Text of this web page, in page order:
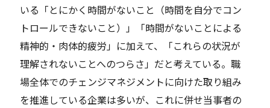
いる「とにかく時間がないこと（時間を自分でコン
トロールできないこと）」「時間がないことによる
精神的・肉体的疲労」に加えて、「これらの状況が
理解されないことへのつらさ」だと考えている。職
場全体でのチェンジマネジメントに向けた取り組み
を推進している企業は多いが、これに併せ当事者の